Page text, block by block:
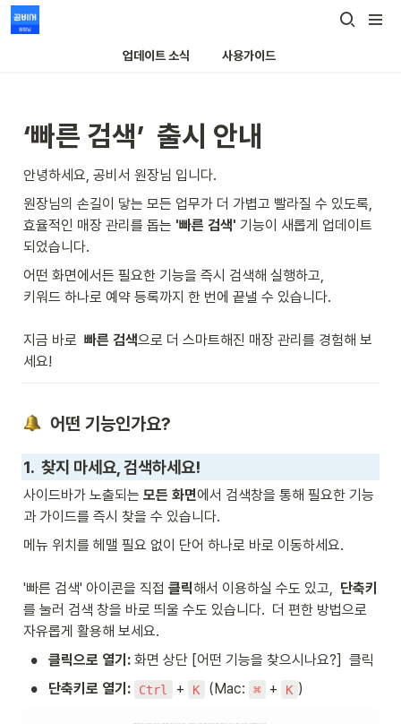
업데이트 소식 사용가이드
‘빠른 검색’  출시 안내
안녕하세요, 공비서 원장님 입니다.
원장님의 손길이 닿는 모든 업무가 더 가볍고 빨라질 수 있도록,
효율적인 매장 관리를 돕는 '빠른 검색' 기능이 새롭게 업데이트
되었습니다.
어떤 화면에서든 필요한 기능을 즉시 검색해 실행하고,
키워드 하나로 예약 등록까지 한 번에 끝낼 수 있습니다.
지금 바로 빠른 검색으로 더 스마트해진 매장 관리를 경험해 보
세요!
  어떤 기능인가요?
1.  찾지 마세요, 검색하세요!
사이드바가 노출되는 모든 화면에서 검색창을 통해 필요한 기능
과 가이드를 즉시 찾을 수 있습니다.
메뉴 위치를 헤맬 필요 없이 단어 하나로 바로 이동하세요.
'빠른 검색' 아이콘을 직접 클릭해서 이용하실 수도 있고, 단축키
를 눌러 검색 창을 바로 띄울 수도 있습니다.  더 편한 방법으로
자유롭게 활용해 보세요.
• 클릭으로 열기: 화면 상단 [어떤 기능을 찾으시나요?]  클릭
• 단축키로 열기: Ctrl + K (Mac: ⌘ + K )